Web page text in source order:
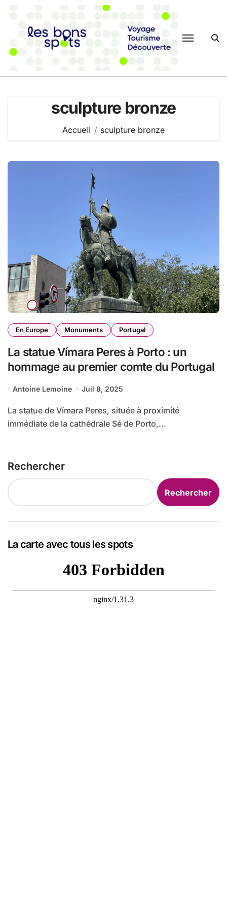
contenu
sculpture bronze
Accueil sculpture bronze
En Europe Monuments Portugal
La statue Vímara Peres à Porto : un
hommage au premier comte du Portugal
Antoine Lemoine Juil 8, 2025
La statue de Vímara Peres, située à proximité
immédiate de la cathédrale Sé de Porto,...
Rechercher
Rechercher
La carte avec tous les spots